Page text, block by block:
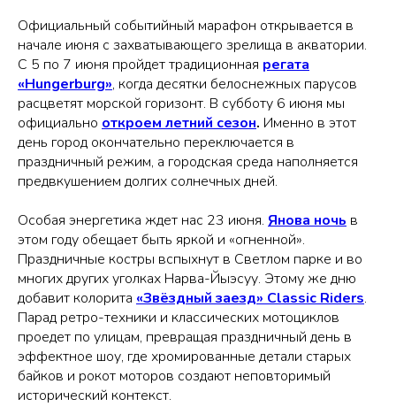
Официальный событийный марафон открывается в
начале июня с захватывающего зрелища в акватории.
С 5 по 7 июня пройдет традиционная регата
«Hungerburg», когда десятки белоснежных парусов
расцветят морской горизонт. В субботу 6 июня мы
официально откроем летний сезон. Именно в этот
день город окончательно переключается в
праздничный режим, а городская среда наполняется
предвкушением долгих солнечных дней.
Особая энергетика ждет нас 23 июня. Янова ночь в
этом году обещает быть яркой и «огненной».
Праздничные костры вспыхнут в Светлом парке и во
многих других уголках Нарва-Йыэсуу. Этому же дню
добавит колорита «Звёздный заезд» Classic Riders.
Парад ретро-техники и классических мотоциклов
проедет по улицам, превращая праздничный день в
эффектное шоу, где хромированные детали старых
байков и рокот моторов создают неповторимый
исторический контекст.